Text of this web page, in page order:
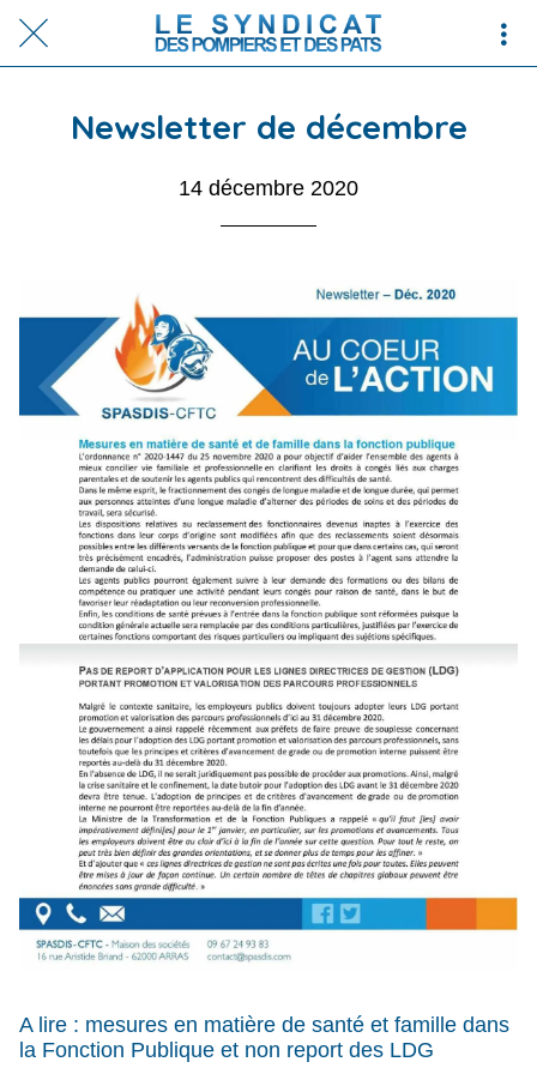
Newsletter de décembre
14 décembre 2020
A lire : mesures en matière de santé et famille dans
la Fonction Publique et non report des LDG